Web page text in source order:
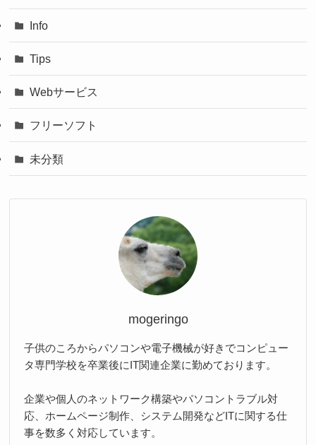
Info
Tips
Webサービス
フリーソフト
未分類
mogeringo
子供のころからパソコンや電子機械が好きでコンピュー
タ専門学校を卒業後にIT関連企業に勤めております。
企業や個人のネットワーク構築やパソコントラブル対
応、ホームページ制作、システム開発などITに関する仕
事を数多く対応しています。